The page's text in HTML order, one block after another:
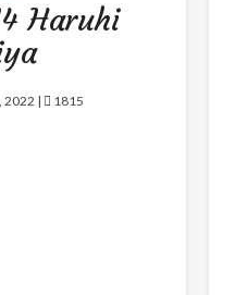
Haruhi
2022 | 1815